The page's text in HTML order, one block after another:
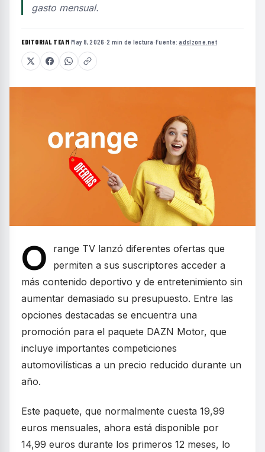
gasto mensual.
EDITORIAL TEAM·May 8, 2026 ·2 min de lectura ·Fuente:adslzone.net
O
range TV lanzó diferentes ofertas que
permiten a sus suscriptores acceder a
más contenido deportivo y de entretenimiento sin
aumentar demasiado su presupuesto. Entre las
opciones destacadas se encuentra una
promoción para el paquete DAZN Motor, que
incluye importantes competiciones
automovilísticas a un precio reducido durante un
año.
Este paquete, que normalmente cuesta 19,99
euros mensuales, ahora está disponible por
14,99 euros durante los primeros 12 meses, lo